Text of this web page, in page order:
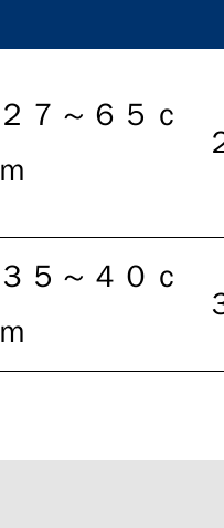
２７～６５ｃ
ｍ
３５～４０ｃ
ｍ